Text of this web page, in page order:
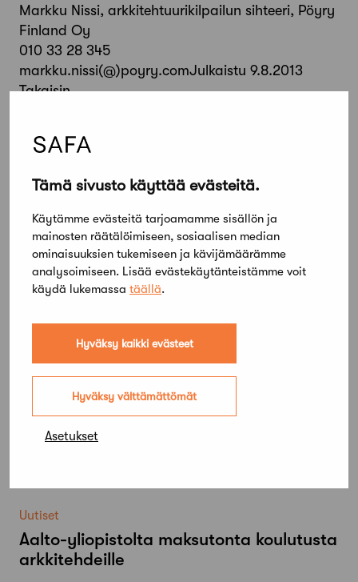
Tämä sivusto käyttää evästeitä.
Käytämme evästeitä tarjoamamme sisällön ja
mainosten räätälöimiseen, sosiaalisen median
ominaisuuksien tukemiseen ja kävijämäärämme
analysoimiseen. Lisää evästekäytänteistämme voit
käydä lukemassa täällä.
Hyväksy kaikki evästeet
Hyväksy välttämättömät
Asetukset
Markku Nissi, arkkitehtuurikilpailun sihteeri, Pöyry
Finland Oy
010 33 28 345
markku.nissi(@)poyry.comJulkaistu 9.8.2013
Takaisin
Jaa artikkeli
Lue lisää Kaikki ajankohtaiset
Mökki Salo haettavissa
Uutiset
Aalto-​yliopistolta maksutonta koulutusta
arkkitehdeille